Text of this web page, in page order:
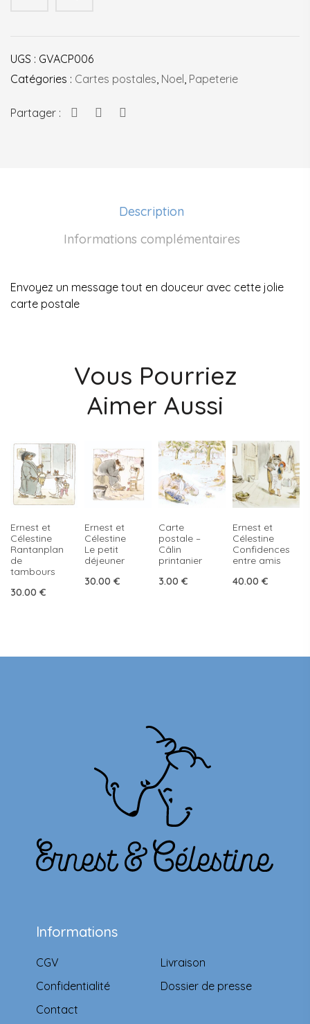
UGS : GVACP006
Catégories : Cartes postales Noel Papeterie
Partager :
Description
Informations complémentaires
Envoyez un message tout en douceur avec cette jolie
carte postale
Vous Pourriez
Aimer Aussi
Ernest et
Célestine
Rantanplan
de
tambours
30.00 €
Ernest et
Célestine
Le petit
déjeuner
30.00 €
Carte
postale –
Câlin
printanier
3.00 €
Ernest et
Célestine
Confidences
entre amis
40.00 €
Informations
CGV
Confidentialité
Contact
Livraison
Dossier de presse